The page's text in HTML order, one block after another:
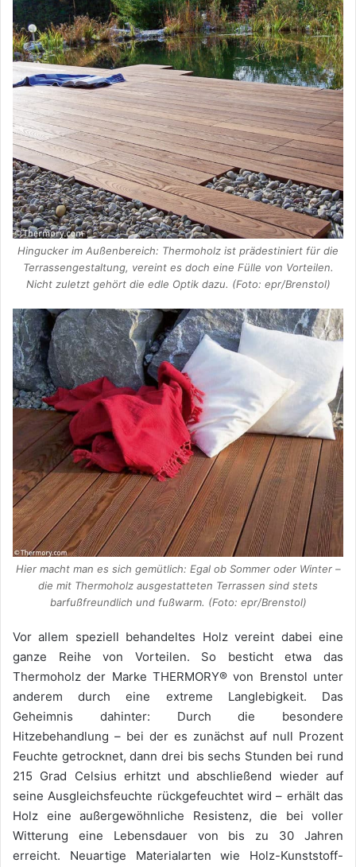
Hingucker im Außenbereich: Thermoholz ist prädestiniert für die
Terrassengestaltung, vereint es doch eine Fülle von Vorteilen.
Nicht zuletzt gehört die edle Optik dazu. (Foto: epr/Brenstol)
Hier macht man es sich gemütlich: Egal ob Sommer oder Winter –
die mit Thermoholz ausgestatteten Terrassen sind stets
barfußfreundlich und fußwarm. (Foto: epr/Brenstol)
Vor allem speziell behandeltes Holz vereint dabei eine
ganze Reihe von Vorteilen. So besticht etwa das
Thermoholz der Marke THERMORY® von Brenstol unter
anderem durch eine extreme Langlebigkeit. Das
Geheimnis dahinter: Durch die besondere
Hitzebehandlung – bei der es zunächst auf null Prozent
Feuchte getrocknet, dann drei bis sechs Stunden bei rund
215 Grad Celsius erhitzt und abschließend wieder auf
seine Ausgleichsfeuchte rückgefeuchtet wird – erhält das
Holz eine außergewöhnliche Resistenz, die bei voller
Witterung eine Lebensdauer von bis zu 30 Jahren
erreicht. Neuartige Materialarten wie Holz-Kunststoff-